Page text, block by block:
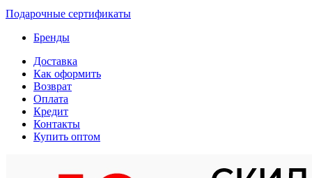
Подарочные сертификаты
Бренды
Доставка
Как оформить
Возврат
Оплата
Кредит
Контакты
Купить оптом